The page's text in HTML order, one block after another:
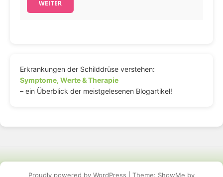
WEITER
Erkrankungen der Schilddrüse verstehen:
Symptome, Werte & Therapie
– ein Überblick der meistgelesenen Blogartikel!
Proudly powered by WordPress Theme: ShowMe by